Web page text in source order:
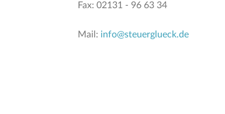
Fax: 02131 - 96 63 34
Mail: info@steuerglueck.de